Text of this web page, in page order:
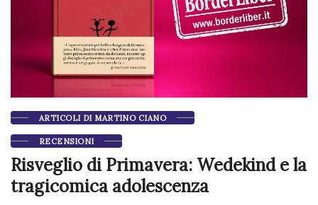
ARTICOLI DI MARTINO CIANO
RECENSIONI
Risveglio di Primavera: Wedekind e la
tragicomica adolescenza